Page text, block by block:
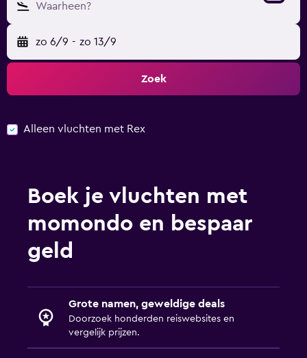
Waarheen?
zo 6/9 - zo 13/9
Zoek
Alleen vluchten met Rex
Boek je vluchten met
momondo en bespaar
geld
Grote namen, geweldige deals
Doorzoek honderden reiswebsites en
vergelijk prijzen.